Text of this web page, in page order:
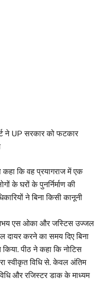
ने UP सरकार को फटकार
कहा कि वह प्रयागराज में एक
के घरों के पुनर्निर्माण की
ने बिना किसी कानूनी
एस ओका और जस्टिस उज्जल
दायर करने का समय दिए बिना
पीठ ने कहा कि नोटिस
स्वीकृत विधि से. केवल अंतिम
और रजिस्टर डाक के माध्यम